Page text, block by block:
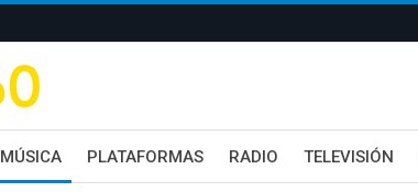
MÚSICA PLATAFORMAS RADIO TELEVISIÓN